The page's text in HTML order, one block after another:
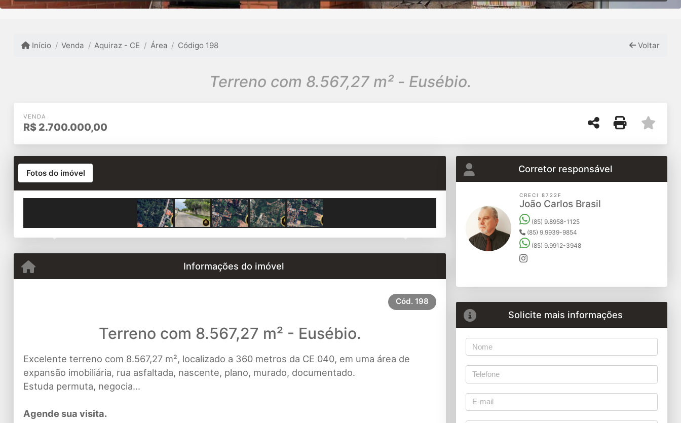
Início Venda Aquiraz - CE Área Código 198 Voltar
Terreno com 8.567,27 m² - Eusébio.
VENDA
R$2.700.000,00
Fotos do imóvel
Previous Next
Informações do imóvel
Cód. 198
Terreno com 8.567,27 m² - Eusébio.
Excelente terreno com 8.567,27 m², localizado a 360 metros da CE 040, em uma área de
expansão imobiliária, rua asfaltada, nascente, plano, murado, documentado.
Estuda permuta, negocia...
Agende sua visita.
Corretor responsável
CRECI 8722F
João Carlos Brasil
(85) 9.8958-1125
(85) 9.9939-9854
(85) 9.9912-3948
Solicite mais informações